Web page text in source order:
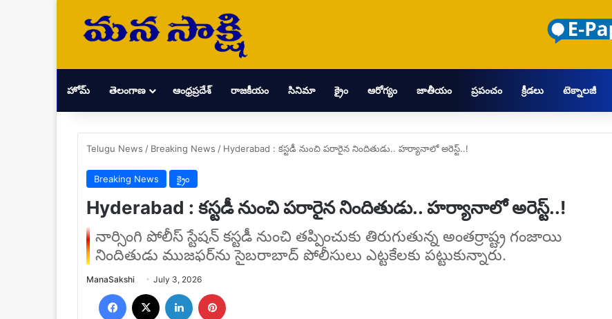
హోమ్ తెలంగాణ ఆంధ్రప్రదేశ్ రాజకీయం సినిమా క్రైం ఆరోగ్యం జాతీయం ప్రపంచం క్రీడలు టెక్నాలజీ
Telugu News / Breaking News / Hyderabad : కస్టడీ నుంచి పరారైన నిందితుడు.. హర్యానాలో అరెస్ట్..!
Breaking News క్రైం
Hyderabad : కస్టడీ నుంచి పరారైన నిందితుడు.. హర్యానాలో అరెస్ట్..!
నార్సింగి పోలీస్ స్టేషన్ కస్టడీ నుంచి తప్పించుకు తిరుగుతున్న అంతర్రాష్ట్ర గంజాయి
నిందితుడు ముజఫర్‌ను సైబరాబాద్ పోలీసులు ఎట్టకేలకు పట్టుకున్నారు.
ManaSakshiSend
email
July 3, 2026
Facebook LinkedIn